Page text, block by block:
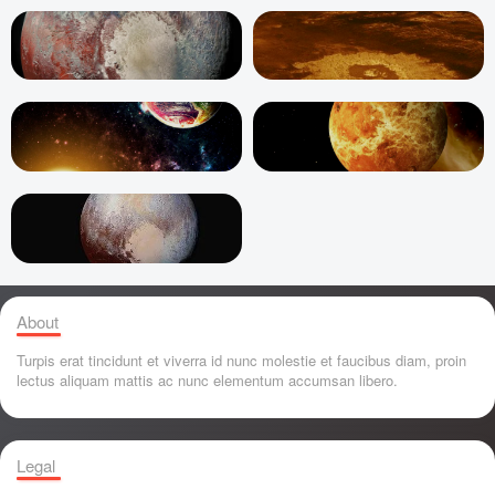
About
Turpis erat tincidunt et viverra id nunc molestie et faucibus diam, proin
lectus aliquam mattis ac nunc elementum accumsan libero.
Legal